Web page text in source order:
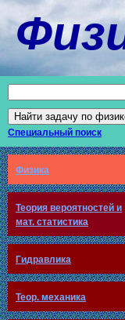
Специальный поиск
Физика
Теория вероятностей и
мат. статистика
Гидравлика
Теор. механика